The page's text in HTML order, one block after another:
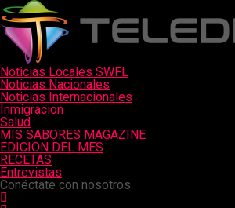
Noticias Locales SWFL
Noticias Nacionales
Noticias Internacionales
Inmigracion
Salud
MIS SABORES MAGAZINE
EDICION DEL MES
RECETAS
Entrevistas
Conéctate con nosotros